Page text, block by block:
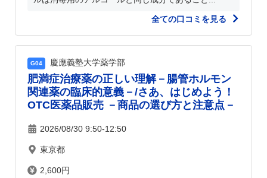
全ての口コミを見る
G04 慶應義塾大学薬学部
肥満症治療薬の正しい理解－腸管ホルモン
関連薬の臨床的意義－/さあ、はじめよう！
OTC医薬品販売 －商品の選び方と注意点－
2026/08/30 9:50-12:50
東京都
2,600円